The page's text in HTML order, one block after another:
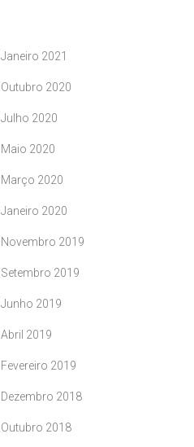
Janeiro 2021
Outubro 2020
Julho 2020
Maio 2020
Março 2020
Janeiro 2020
Novembro 2019
Setembro 2019
Junho 2019
Abril 2019
Fevereiro 2019
Dezembro 2018
Outubro 2018